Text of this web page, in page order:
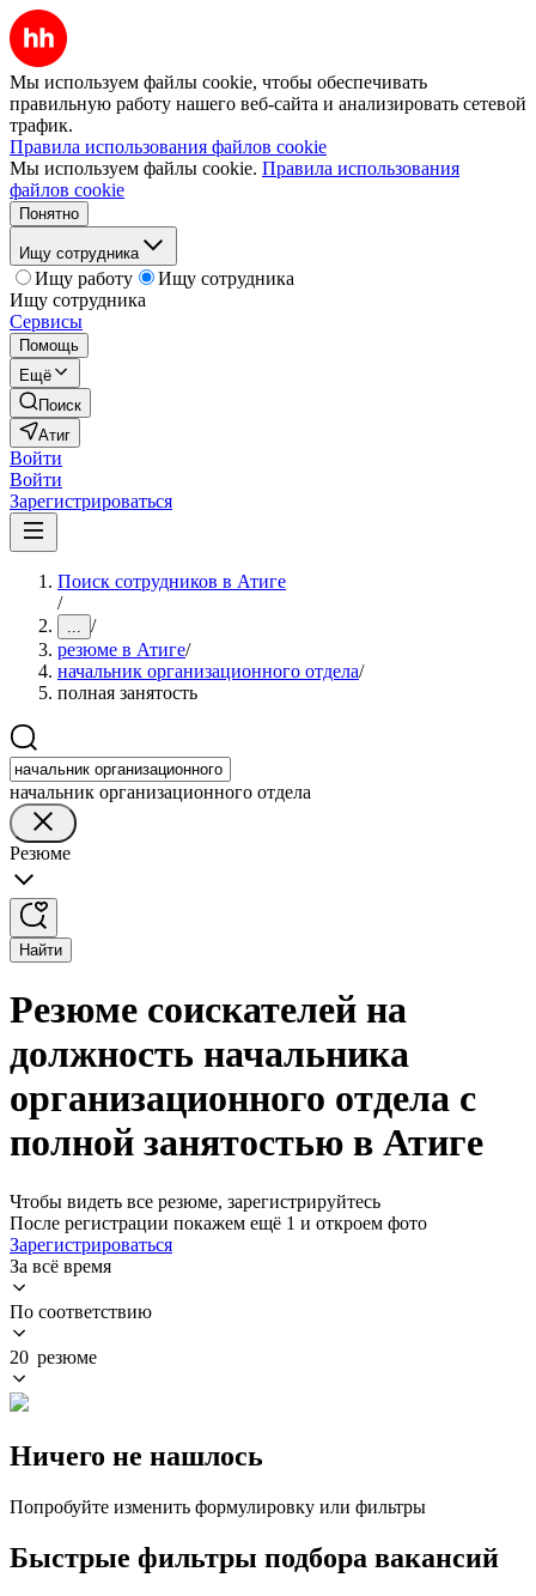
Мы используем файлы cookie, чтобы обеспечивать
правильную работу нашего веб-сайта и анализировать сетевой
трафик.
Правила использования файлов cookie
Мы используем файлы cookie. Правила использования
файлов cookie
Понятно
Ищу сотрудника
Ищу работу
Ищу сотрудника
Ищу сотрудника
Сервисы
Помощь
Ещё
Поиск
Атиг
Войти
Войти
Зарегистрироваться
Поиск сотрудников в Атиге
/
... /
резюме в Атиге/
начальник организационного отдела/
полная занятость
начальник организационного отдела
Резюме
Найти
Резюме соискателей на
должность начальника
организационного отдела с
полной занятостью в Атиге
Чтобы видеть все резюме, зарегистрируйтесь
После регистрации покажем ещё 1 и откроем фото
Зарегистрироваться
За всё время
По соответствию
20 резюме
Ничего не нашлось
Попробуйте изменить формулировку или фильтры
Быстрые фильтры подбора вакансий